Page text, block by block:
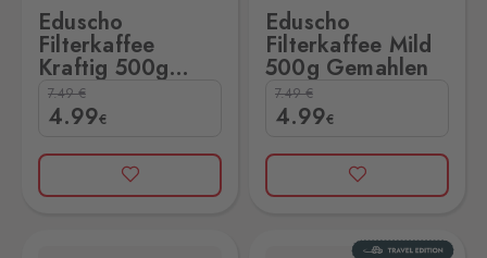
Eduscho
Filterkaffee
Kraftig 500g
Gemahlen
7.49€
4.99€
Eduscho
Filterkaffee Mild
500g Gemahlen
7.49€
4.99€